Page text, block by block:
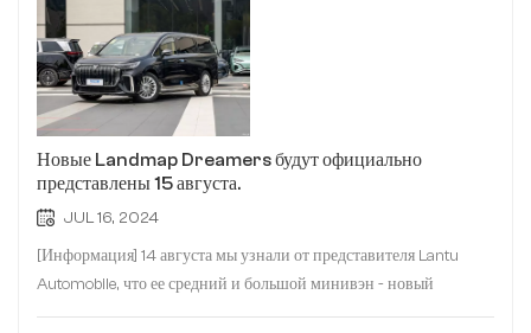
Новые Landmap Dreamers будут официально
представлены 15 августа.
JUL 16, 2024
[Информация] 14 августа мы узнали от представителя Lantu
Automobile, что ее средний и большой минивэн - новый
Dreamer (параметр | запрос) будет официально представлен 15